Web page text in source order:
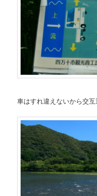
車はすれ違えないから交互